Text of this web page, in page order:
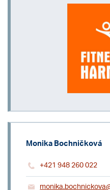
Monika Bochničková
+421 948 260 022